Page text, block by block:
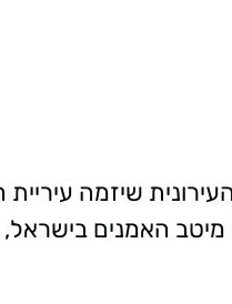
שיזמה עיריית
12 הופעות חיות של מיטב האמנים